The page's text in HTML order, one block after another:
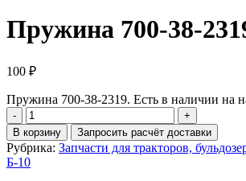
Пружина 700-38-
100 ₽
Пружина 700-38-2319. Есть в наличии на
Количество
Пружина
700-
38-
2319
В корзину Запросить расчёт доставки
Рубрика: Запчасти для тракторов,
Б-10